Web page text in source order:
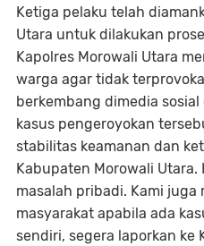
Ketiga pelaku telah
Utara untuk dilakukan
Kapolres Morowali Utara
warga agar tidak
berkembang dimedia
kasus pengeroyokan
stabilitas keamanan dan
Kabupaten Morowali
masalah pribadi. Kami juga
masyarakat apabila ada
sendiri, segera laporkan ke